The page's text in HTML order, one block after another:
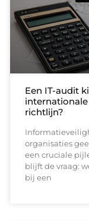
Een IT-audit
richtlijn?
organisaties
een cruciale
blijft de vraag:
bij een